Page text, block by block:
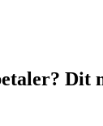
Dit